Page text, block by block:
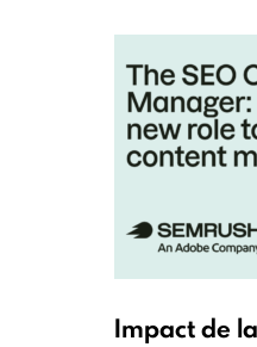
Impact de